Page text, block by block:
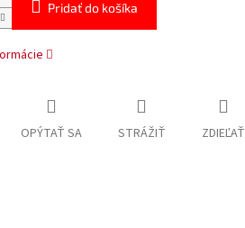
Pridať do košíka
OPÝTAŤ SA STRÁŽIŤ ZDIEĽAŤ